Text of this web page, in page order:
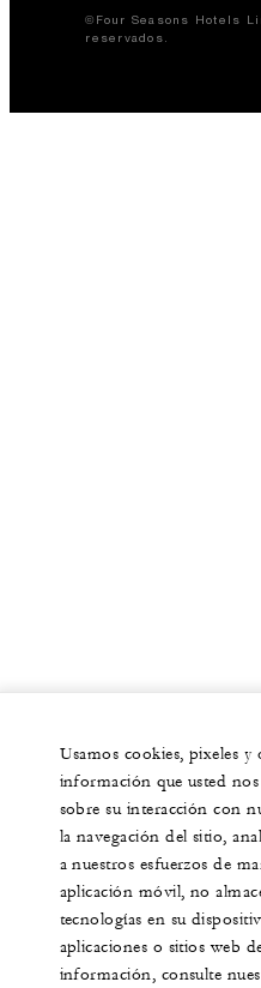
©Four Seasons Hotels
reservados.
Usamos cookies, pixeles
información que usted
sobre su interacción con
la navegación del sitio,
a nuestros esfuerzos de
aplicación móvil, no
tecnologías en su
aplicaciones o sitios web
información, consulte